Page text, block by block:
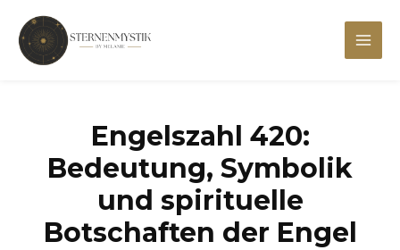
Inhalt
springen
Main
Engelszahl 420:
Bedeutung, Symbolik
und spirituelle
Botschaften der Engel